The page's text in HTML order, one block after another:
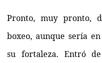
Pronto, muy pronto,
boxeo, aunque sería
su fortaleza. Entró